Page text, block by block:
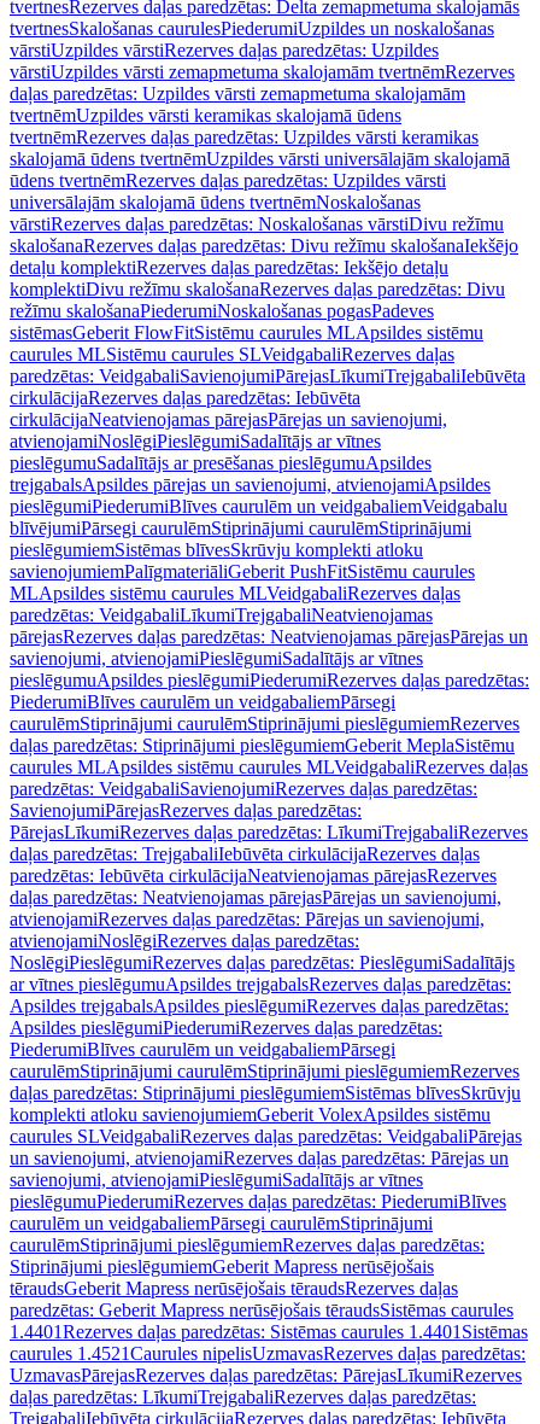
tvertnesRezerves daļas paredzētas: Delta zemapmetuma skalojamās
tvertnesSkalošanas caurulesPiederumiUzpildes un noskalošanas
vārstiUzpildes vārstiRezerves daļas paredzētas: Uzpildes
vārstiUzpildes vārsti zemapmetuma skalojamām tvertnēmRezerves
daļas paredzētas: Uzpildes vārsti zemapmetuma skalojamām
tvertnēmUzpildes vārsti keramikas skalojamā ūdens
tvertnēmRezerves daļas paredzētas: Uzpildes vārsti keramikas
skalojamā ūdens tvertnēmUzpildes vārsti universālajām skalojamā
ūdens tvertnēmRezerves daļas paredzētas: Uzpildes vārsti
universālajām skalojamā ūdens tvertnēmNoskalošanas
vārstiRezerves daļas paredzētas: Noskalošanas vārstiDivu režīmu
skalošanaRezerves daļas paredzētas: Divu režīmu skalošanaIekšējo
detaļu komplektiRezerves daļas paredzētas: Iekšējo detaļu
komplektiDivu režīmu skalošanaRezerves daļas paredzētas: Divu
režīmu skalošanaPiederumiNoskalošanas pogasPadeves
sistēmasGeberit FlowFitSistēmu caurules MLApsildes sistēmu
caurules MLSistēmu caurules SLVeidgabaliRezerves daļas
paredzētas: VeidgabaliSavienojumiPārejasLīkumiTrejgabaliIebūvēta
cirkulācijaRezerves daļas paredzētas: Iebūvēta
cirkulācijaNeatvienojamas pārejasPārejas un savienojumi,
atvienojamiNoslēgiPieslēgumiSadalītājs ar vītnes
pieslēgumuSadalītājs ar presēšanas pieslēgumuApsildes
trejgabalsApsildes pārejas un savienojumi, atvienojamiApsildes
pieslēgumiPiederumiBlīves caurulēm un veidgabaliemVeidgabalu
blīvējumiPārsegi caurulēmStiprinājumi caurulēmStiprinājumi
pieslēgumiemSistēmas blīvesSkrūvju komplekti atloku
savienojumiemPalīgmateriāliGeberit PushFitSistēmu caurules
MLApsildes sistēmu caurules MLVeidgabaliRezerves daļas
paredzētas: VeidgabaliLīkumiTrejgabaliNeatvienojamas
pārejasRezerves daļas paredzētas: Neatvienojamas pārejasPārejas un
savienojumi, atvienojamiPieslēgumiSadalītājs ar vītnes
pieslēgumuApsildes pieslēgumiPiederumiRezerves daļas paredzētas:
PiederumiBlīves caurulēm un veidgabaliemPārsegi
caurulēmStiprinājumi caurulēmStiprinājumi pieslēgumiemRezerves
daļas paredzētas: Stiprinājumi pieslēgumiemGeberit MeplaSistēmu
caurules MLApsildes sistēmu caurules MLVeidgabaliRezerves daļas
paredzētas: VeidgabaliSavienojumiRezerves daļas paredzētas:
SavienojumiPārejasRezerves daļas paredzētas:
PārejasLīkumiRezerves daļas paredzētas: LīkumiTrejgabaliRezerves
daļas paredzētas: TrejgabaliIebūvēta cirkulācijaRezerves daļas
paredzētas: Iebūvēta cirkulācijaNeatvienojamas pārejasRezerves
daļas paredzētas: Neatvienojamas pārejasPārejas un savienojumi,
atvienojamiRezerves daļas paredzētas: Pārejas un savienojumi,
atvienojamiNoslēgiRezerves daļas paredzētas:
NoslēgiPieslēgumiRezerves daļas paredzētas: PieslēgumiSadalītājs
ar vītnes pieslēgumuApsildes trejgabalsRezerves daļas paredzētas:
Apsildes trejgabalsApsildes pieslēgumiRezerves daļas paredzētas:
Apsildes pieslēgumiPiederumiRezerves daļas paredzētas:
PiederumiBlīves caurulēm un veidgabaliemPārsegi
caurulēmStiprinājumi caurulēmStiprinājumi pieslēgumiemRezerves
daļas paredzētas: Stiprinājumi pieslēgumiemSistēmas blīvesSkrūvju
komplekti atloku savienojumiemGeberit VolexApsildes sistēmu
caurules SLVeidgabaliRezerves daļas paredzētas: VeidgabaliPārejas
un savienojumi, atvienojamiRezerves daļas paredzētas: Pārejas un
savienojumi, atvienojamiPieslēgumiSadalītājs ar vītnes
pieslēgumuPiederumiRezerves daļas paredzētas: PiederumiBlīves
caurulēm un veidgabaliemPārsegi caurulēmStiprinājumi
caurulēmStiprinājumi pieslēgumiemRezerves daļas paredzētas:
Stiprinājumi pieslēgumiemGeberit Mapress nerūsējošais
tēraudsGeberit Mapress nerūsējošais tēraudsRezerves daļas
paredzētas: Geberit Mapress nerūsējošais tēraudsSistēmas caurules
1.4401Rezerves daļas paredzētas: Sistēmas caurules 1.4401 Sistēmas
caurules 1.4521Caurules nipelisUzmavasRezerves daļas paredzētas:
UzmavasPārejasRezerves daļas paredzētas: PārejasLīkumiRezerves
daļas paredzētas: LīkumiTrejgabaliRezerves daļas paredzētas:
TrejgabaliIebūvēta cirkulācijaRezerves daļas paredzētas: Iebūvēta